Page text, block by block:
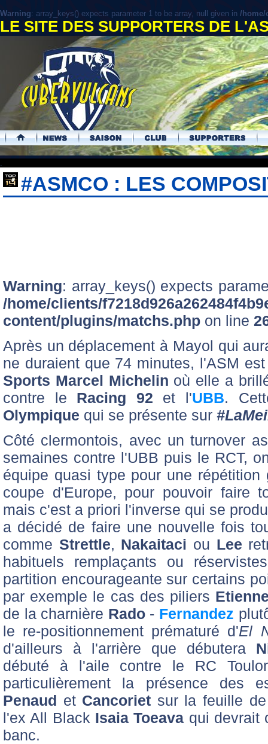
Warning: array_keys() expects parameter 1 to be array, null given in /home/
LE SITE DES SUPPORTERS DE
.
#ASMCO : LES
Warning: array_keys() expects
/home/clients/
content/plugins/matchs.php on line
Après un déplacement à Mayol qui
ne duraient que 74 minutes, l'ASM
Sports Marcel Michelin où elle a
contre le Racing 92 et l'UBB.
Olympique qui se présente sur
Côté clermontois, avec un turnover
semaines contre l'UBB puis le RCT,
équipe quasi type pour une
coupe d'Europe, pour pouvoir faire
mais c'est a priori l'inverse qui se
a décidé de faire une nouvelle fois
comme Strettle, Nakaitaci ou Lee
habituels remplaçants ou
partition encourageante sur certains
par exemple le cas des piliers
de la charnière Rado- Fernandez
le re-positionnement prématuré d'El
d'ailleurs à l'arrière que débutera
débuté à l'aile contre le RC
particulièrement la présence des
Penaud et Cancoriet sur la feuille
l'ex All Black Isaia Toeava qui devrait
banc.